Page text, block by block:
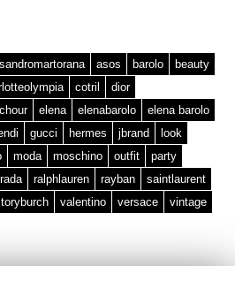
asos barolo
beauty
cotril
dior
elena elenabarolo
elena barolo
gucci hermes jbrand
look
moda moschino outfit
party
ralphlauren rayban
saintlaurent
toryburch valentino versace
vintage